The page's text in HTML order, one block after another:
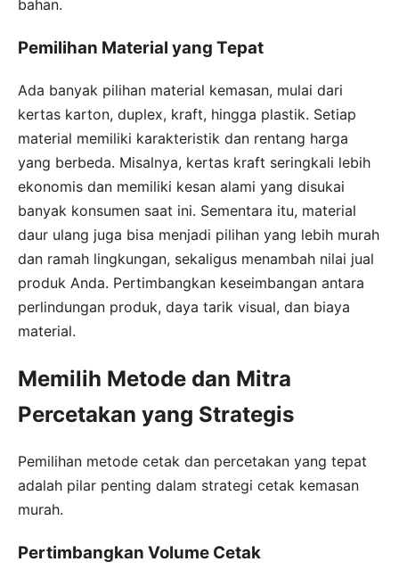
bahan.
Pemilihan Material yang Tepat
Ada banyak pilihan material kemasan, mulai dari
kertas karton, duplex, kraft, hingga plastik. Setiap
material memiliki karakteristik dan rentang harga
yang berbeda. Misalnya, kertas kraft seringkali lebih
ekonomis dan memiliki kesan alami yang disukai
banyak konsumen saat ini. Sementara itu, material
daur ulang juga bisa menjadi pilihan yang lebih murah
dan ramah lingkungan, sekaligus menambah nilai jual
produk Anda. Pertimbangkan keseimbangan antara
perlindungan produk, daya tarik visual, dan biaya
material.
Memilih Metode dan Mitra
Percetakan yang Strategis
Pemilihan metode cetak dan percetakan yang tepat
adalah pilar penting dalam strategi cetak kemasan
murah.
Pertimbangkan Volume Cetak